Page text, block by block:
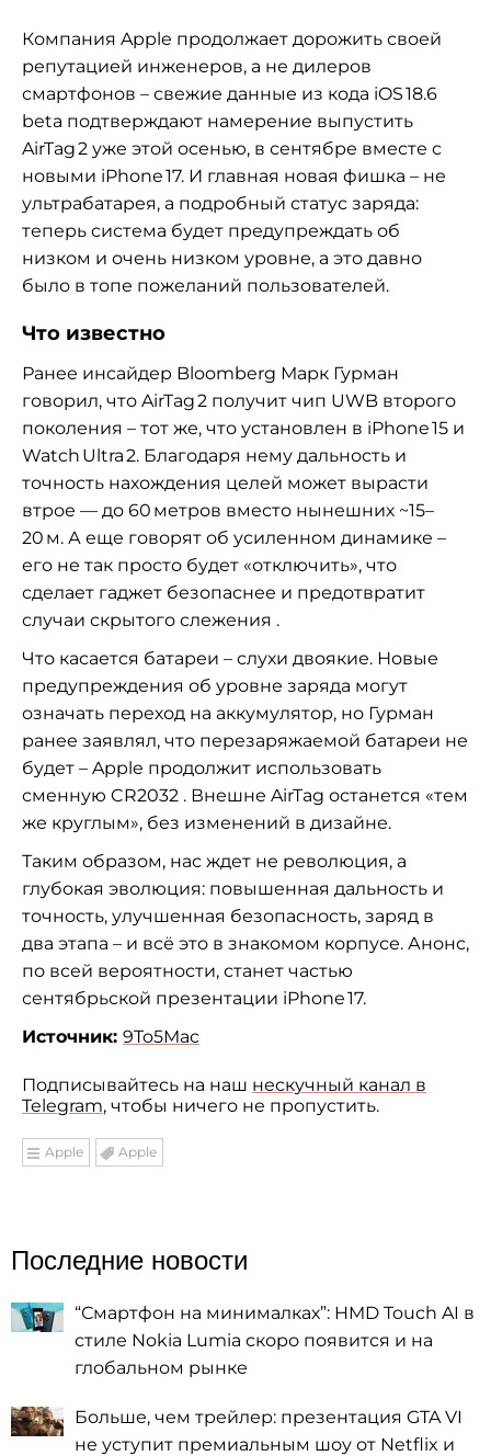
Компания Apple продолжает дорожить своей
репутацией инженеров, а не дилеров
смартфонов – свежие данные из кода iOS 18.6
beta подтверждают намерение выпустить
AirTag 2 уже этой осенью, в сентябре вместе с
новыми iPhone 17. И главная новая фишка – не
ультрабатарея, а подробный статус заряда:
теперь система будет предупреждать об
низком и очень низком уровне, а это давно
было в топе пожеланий пользователей.
Что известно
Ранее инсайдер Bloomberg Марк Гурман
говорил, что AirTag 2 получит чип UWB второго
поколения – тот же, что установлен в iPhone 15 и
Watch Ultra 2. Благодаря нему дальность и
точность нахождения целей может вырасти
втрое — до 60 метров вместо нынешних ~15–
20 м. А еще говорят об усиленном динамике –
его не так просто будет «отключить», что
сделает гаджет безопаснее и предотвратит
случаи скрытого слежения .
Что касается батареи – слухи двоякие. Новые
предупреждения об уровне заряда могут
означать переход на аккумулятор, но Гурман
ранее заявлял, что перезаряжаемой батареи не
будет – Apple продолжит использовать
сменную CR2032 . Внешне AirTag останется «тем
же круглым», без изменений в дизайне.
Таким образом, нас ждет не революция, а
глубокая эволюция: повышенная дальность и
точность, улучшенная безопасность, заряд в
два этапа – и всё это в знакомом корпусе. Анонс,
по всей вероятности, станет частью
сентябрьской презентации iPhone 17.
Источник: 9To5Mac
Подписывайтесь на наш нескучный канал в
Telegram, чтобы ничего не пропустить.
Apple Apple
Последние новости
“Смартфон на минималках”: HMD Touch AI в
стиле Nokia Lumia скоро появится и на
глобальном рынке
Больше, чем трейлер: презентация GTA VI
не уступит премиальным шоу от Netflix и